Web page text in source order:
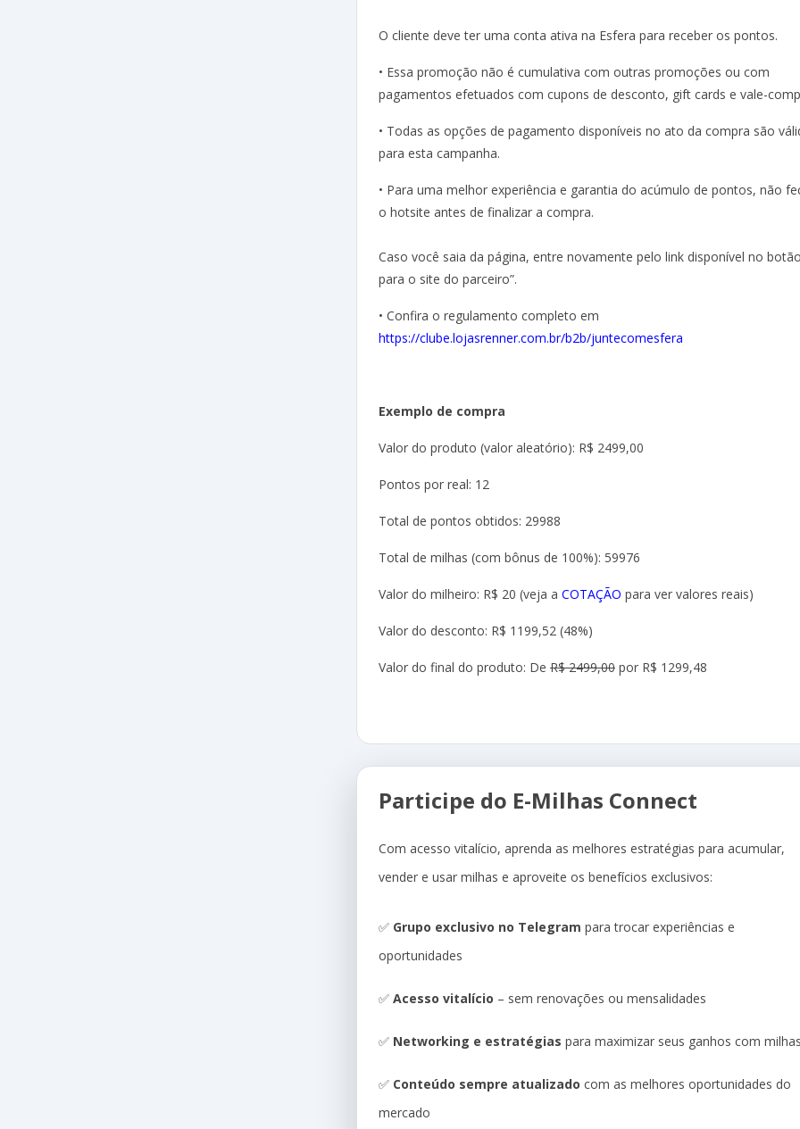
O cliente deve ter uma conta ativa na Esfera para receber os pontos.
• Essa promoção não é cumulativa com outras promoções ou com
pagamentos efetuados com cupons de desconto, gift cards e vale-
• Todas as opções de pagamento disponíveis no ato da compra são
para esta campanha.
• Para uma melhor experiência e garantia do acúmulo de pontos, não
o hotsite antes de finalizar a compra.
Caso você saia da página, entre novamente pelo link disponível no
para o site do parceiro”.
• Confira o regulamento completo em
https://clube.lojasrenner.com.br/b2b/juntecomesfera
Exemplo de compra
Valor do produto (valor aleatório): R$ 2499,00
Pontos por real: 12
Total de pontos obtidos: 29988
Total de milhas (com bônus de 100%): 59976
Valor do milheiro: R$ 20 (veja a COTAÇÃO para ver valores reais)
Valor do desconto: R$ 1199,52 (48%)
Valor do final do produto: De R$ 2499,00 por R$ 1299,48
Participe do E-Milhas Connect
Com acesso vitalício, aprenda as melhores estratégias para acumular,
vender e usar milhas e aproveite os benefícios exclusivos:
✅ Grupo exclusivo no Telegram para trocar experiências e
oportunidades
✅ Acesso vitalício – sem renovações ou mensalidades
✅ Networking e estratégias para maximizar seus ganhos com milhas
✅ Conteúdo sempre atualizado com as melhores oportunidades do
mercado